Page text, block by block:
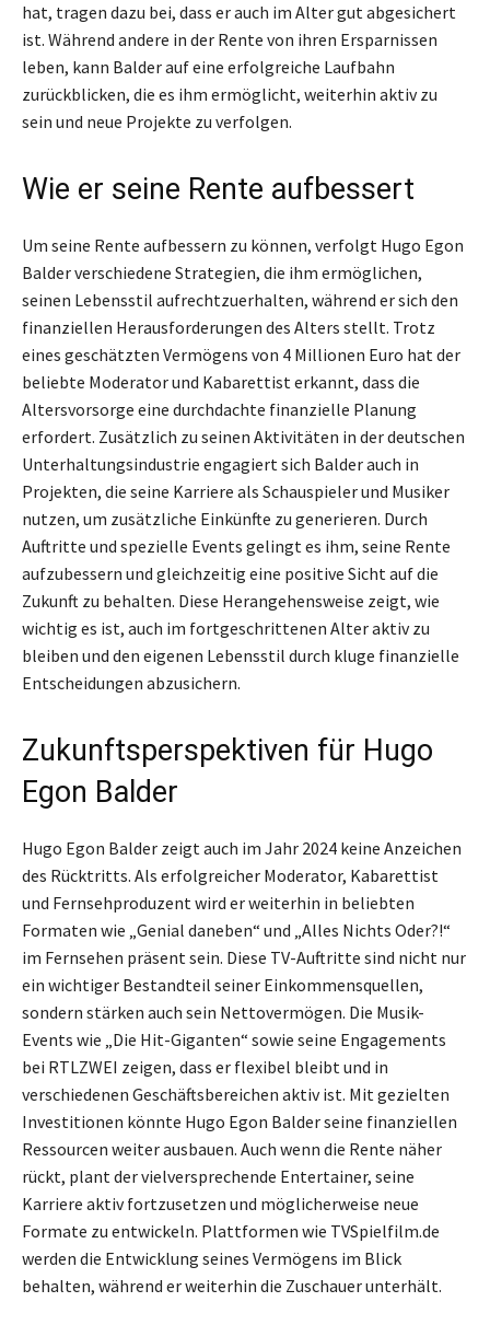
hat, tragen dazu bei, dass er auch im Alter gut abgesichert
ist. Während andere in der Rente von ihren Ersparnissen
leben, kann Balder auf eine erfolgreiche Laufbahn
zurückblicken, die es ihm ermöglicht, weiterhin aktiv zu
sein und neue Projekte zu verfolgen.
Wie er seine Rente aufbessert
Um seine Rente aufbessern zu können, verfolgt Hugo Egon
Balder verschiedene Strategien, die ihm ermöglichen,
seinen Lebensstil aufrechtzuerhalten, während er sich den
finanziellen Herausforderungen des Alters stellt. Trotz
eines geschätzten Vermögens von 4 Millionen Euro hat der
beliebte Moderator und Kabarettist erkannt, dass die
Altersvorsorge eine durchdachte finanzielle Planung
erfordert. Zusätzlich zu seinen Aktivitäten in der deutschen
Unterhaltungsindustrie engagiert sich Balder auch in
Projekten, die seine Karriere als Schauspieler und Musiker
nutzen, um zusätzliche Einkünfte zu generieren. Durch
Auftritte und spezielle Events gelingt es ihm, seine Rente
aufzubessern und gleichzeitig eine positive Sicht auf die
Zukunft zu behalten. Diese Herangehensweise zeigt, wie
wichtig es ist, auch im fortgeschrittenen Alter aktiv zu
bleiben und den eigenen Lebensstil durch kluge finanzielle
Entscheidungen abzusichern.
Zukunftsperspektiven für Hugo
Egon Balder
Hugo Egon Balder zeigt auch im Jahr 2024 keine Anzeichen
des Rücktritts. Als erfolgreicher Moderator, Kabarettist
und Fernsehproduzent wird er weiterhin in beliebten
Formaten wie „Genial daneben“ und „Alles Nichts Oder?!“
im Fernsehen präsent sein. Diese TV-Auftritte sind nicht nur
ein wichtiger Bestandteil seiner Einkommensquellen,
sondern stärken auch sein Nettovermögen. Die Musik-
Events wie „Die Hit-Giganten“ sowie seine Engagements
bei RTLZWEI zeigen, dass er flexibel bleibt und in
verschiedenen Geschäftsbereichen aktiv ist. Mit gezielten
Investitionen könnte Hugo Egon Balder seine finanziellen
Ressourcen weiter ausbauen. Auch wenn die Rente näher
rückt, plant der vielversprechende Entertainer, seine
Karriere aktiv fortzusetzen und möglicherweise neue
Formate zu entwickeln. Plattformen wie TVSpielfilm.de
werden die Entwicklung seines Vermögens im Blick
behalten, während er weiterhin die Zuschauer unterhält.